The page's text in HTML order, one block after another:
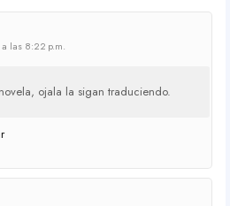
las 8:22 p.m.
ojala la sigan traduciendo.